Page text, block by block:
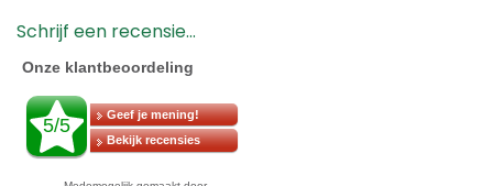
Schrijf een recensie...